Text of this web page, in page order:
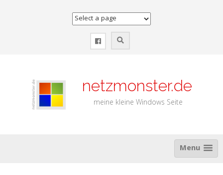
netzmonster.de
meine kleine Windows Seite
Menu